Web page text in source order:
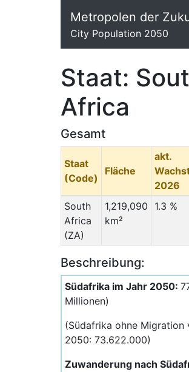
Metropolen der
City Population 2050
Staat:
Africa
Gesamt
Staat
(Code)
Fläche
akt.
2026
South
Africa
(ZA)
1,219,090
km²
1.3 %
Beschreibung:
Südafrika im Jahr 2050:
Millionen)
(Südafrika ohne Migration
2050: 73.622.000)
Zuwanderung nach